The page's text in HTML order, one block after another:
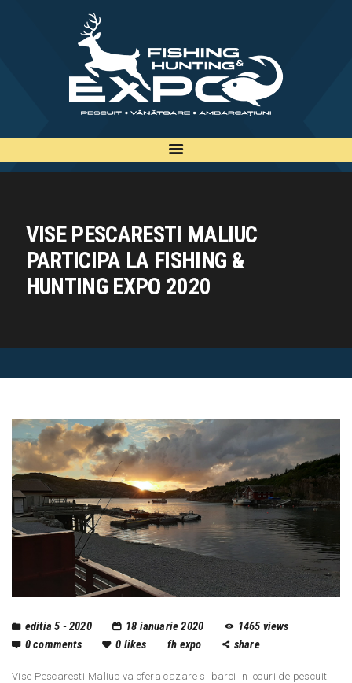
VISE PESCARESTI MALIUC
PARTICIPA LA FISHING &
HUNTING EXPO 2020
INFO
INSCRIERE
TARIFE
EDITII
CONTACT
EN
editia 5 - 2020 18 ianuarie 2020 1465views
0comments 0 likes fh expo share
Vise Pescaresti Maliuc va ofera cazare si barci in locuri de pescuit